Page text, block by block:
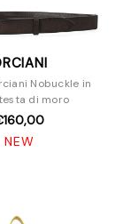
Nobuckle in
di moro
NEW